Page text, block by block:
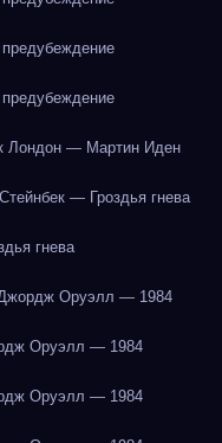
Лондон — Мартин Иден
— Гроздья гнева
гнева
Оруэлл — 1984
Оруэлл — 1984
Оруэлл — 1984